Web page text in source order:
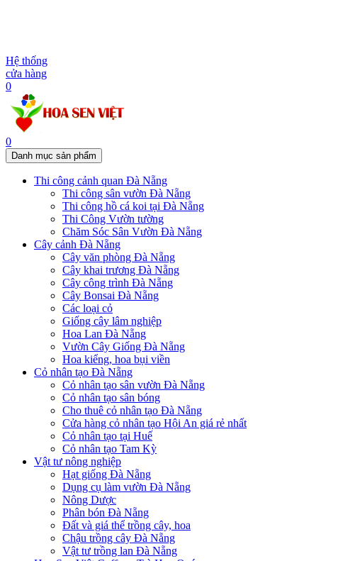
Hệ thống
cửa hàng
0
0
Danh mục sản phẩm
Thi công cảnh quan Đà Nẵng
Thi công sân vườn Đà Nẵng
Thi công hồ cá koi tại Đà Nẵng
Thi Công Vườn tường
Chăm Sóc Sân Vườn Đà Nẵng
Cây cảnh Đà Nẵng
Cây văn phòng Đà Nẵng
Cây khai trương Đà Nẵng
Cây công trình Đà Nẵng
Cây Bonsai Đà Nẵng
Các loại cỏ
Giống cây lâm nghiệp
Hoa Lan Đà Nẵng
Vườn Cây Giống Đà Nẵng
Hoa kiểng, hoa bụi viền
Cỏ nhân tạo Đà Nẵng
Cỏ nhân tạo sân vườn Đà Nẵng
Cỏ nhân tạo sân bóng
Cho thuê cỏ nhân tạo Đà Nẵng
Cửa hàng cỏ nhân tạo Hội An giá rẻ nhất
Cỏ nhân tạo tại Huế
Cỏ nhân tạo Tam Kỳ
Vật tư nông nghiệp
Hạt giống Đà Nẵng
Dụng cụ làm vườn Đà Nẵng
Nông Dược
Phân bón Đà Nẵng
Đất và giá thể trồng cây, hoa
Chậu trồng cây Đà Nẵng
Vật tư trồng lan Đà Nẵng